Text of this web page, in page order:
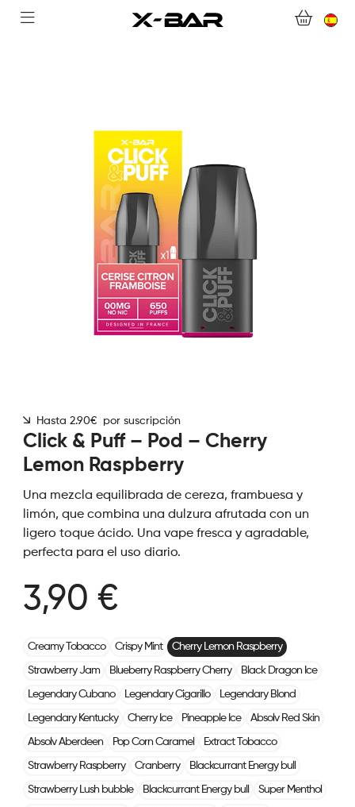
COLLECTIONS
CONTACTA CON NOSOTROS
PREGUNTAS MÁS FRECUENTES
CONVIÉRTASE EN UN MAYORISTA DE X-BAR
Hasta 2.90€ por suscripción
Click & Puff – Pod – Cherry
Lemon Raspberry
Una mezcla equilibrada de cereza, frambuesa y
limón, que combina una dulzura afrutada con un
ligero toque ácido. Una vape fresca y agradable,
perfecta para el uso diario.
3,90 €
Creamy Tobacco Crispy Mint Cherry Lemon Raspberry
Strawberry Jam Blueberry Raspberry Cherry Black Dragon Ice
Legendary Cubano Legendary Cigarillo Legendary Blond
Legendary Kentucky Cherry Ice Pineapple Ice Absolv Red Skin
Absolv Aberdeen Pop Corn Caramel Extract Tobacco
Strawberry Raspberry Cranberry Blackcurrant Energy bull
Strawberry Lush bubble Blackcurrant Energy bull Super Menthol